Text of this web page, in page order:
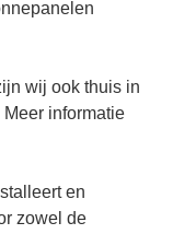
wij ook thuis in
informatie
en
zowel de